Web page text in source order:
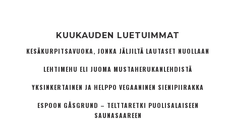
KUUKAUDEN LUETUIMMAT
KESÄKURPITSAVUOKA, JONKA JÄLJILTÄ LAUTASET NUOLLAAN
LEHTIMEHU ELI JUOMA MUSTAHERUKANLEHDISTÄ
YKSINKERTAINEN JA HELPPO VEGAANINEN SIENIPIIRAKKA
ESPOON GÅSGRUND – TELTTARETKI PUOLISALAISEEN
SAUNASAAREEN